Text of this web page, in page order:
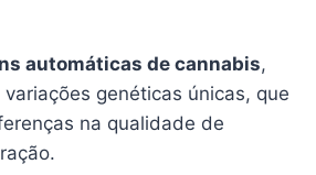
automáticas de cannabis,
genéticas únicas, que
na qualidade de